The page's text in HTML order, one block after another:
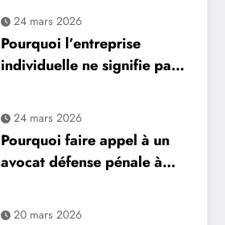
véritable levier de
performance ?
24 mars 2026
Pourquoi l’entreprise
individuelle ne signifie pas
recrutement
24 mars 2026
Pourquoi faire appel à un
avocat défense pénale à
20 mars 2026